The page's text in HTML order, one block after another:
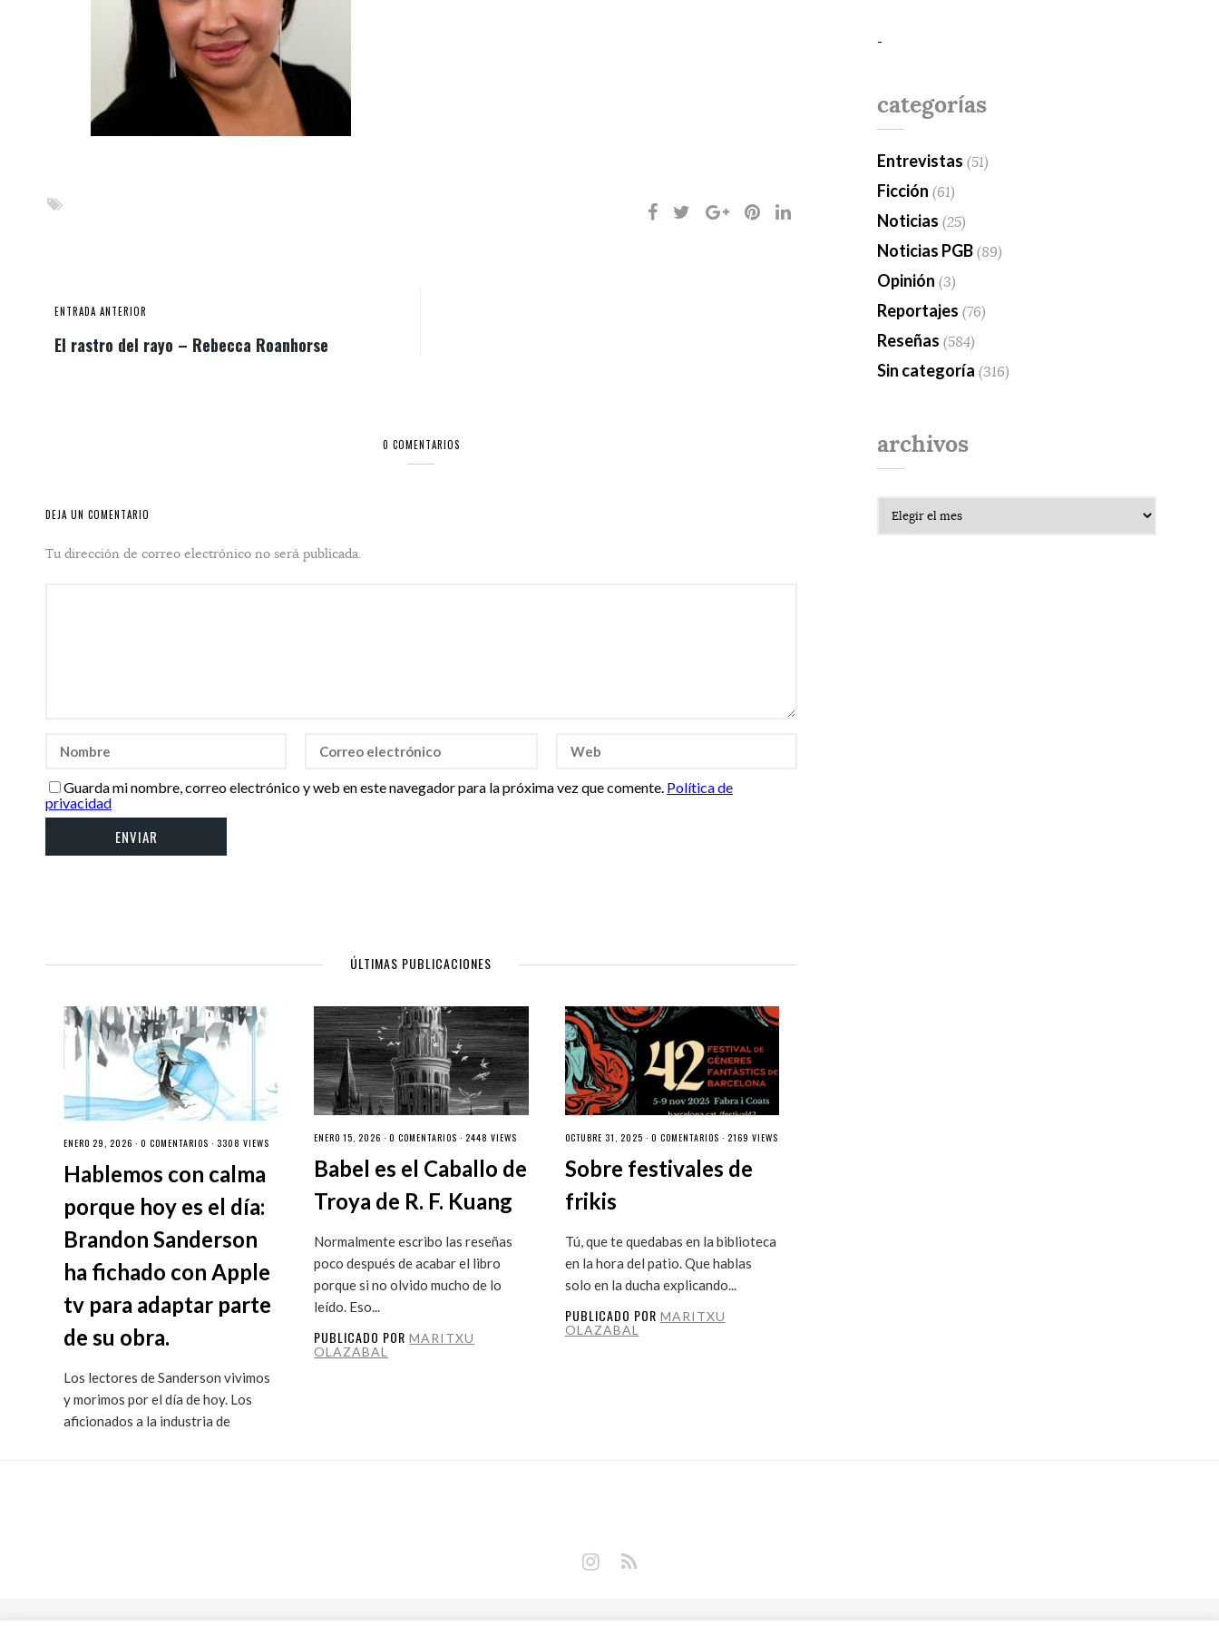
ENTRADA ANTERIOR
El rastro del rayo – Rebecca Roanhorse
0 COMENTARIOS
DEJA UN COMENTARIO
Tu dirección de correo electrónico no será publicada.
Guarda mi nombre, correo electrónico y web en este navegador para la próxima vez que comente. Política de
privacidad
ÚLTIMAS PUBLICACIONES
ENERO 29, 2026 · 0 COMENTARIOS · 3308 VIEWS
Hablemos con calma
porque hoy es el día:
Brandon Sanderson
ha fichado con Apple
tv para adaptar parte
de su obra.
Los lectores de Sanderson vivimos
y morimos por el día de hoy. Los
aficionados a la industria de
ENERO 15, 2026 ·0 COMENTARIOS · 2448 VIEWS
Babel es el Caballo de
Troya de R. F. Kuang
Normalmente escribo las reseñas
poco después de acabar el libro
porque si no olvido mucho de lo
leído. Eso...
PUBLICADO PORMARITXU
OLAZABAL
OCTUBRE 31, 2025 · 0 COMENTARIOS · 2169 VIEWS
Sobre festivales de
frikis
Tú, que te quedabas en la biblioteca
en la hora del patio. Que hablas
solo en la ducha explicando...
PUBLICADO POR MARITXU
OLAZABAL
-
categorías
Entrevistas (51)
Ficción (61)
Noticias (25)
Noticias PGB (89)
Opinión (3)
Reportajes (76)
Reseñas (584)
Sin categoría (316)
archivos